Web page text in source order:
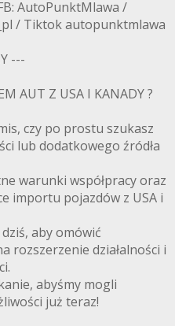
AutoPunktMlawa /
/ Tiktok autopunktmlawa
---
AUT Z USA I KANADY ?
czy po prostu szukasz
lub dodatkowego źródła
warunki współpracy oraz
importu pojazdów z USA i
aby omówić
rozszerzenie działalności i
abyśmy mogli
już teraz!